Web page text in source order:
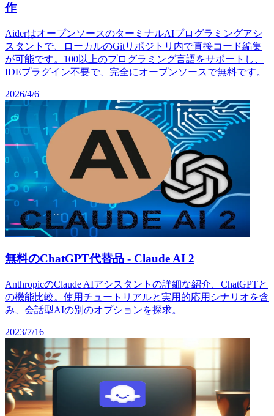
作
AiderはオープンソースのターミナルAIプログラミングアシ
スタントで、ローカルのGitリポジトリ内で直接コード編集
が可能です。100以上のプログラミング言語をサポートし、
IDEプラグイン不要で、完全にオープンソースで無料です。
2026/4/6
無料のChatGPT代替品 - Claude AI 2
AnthropicのClaude AIアシスタントの詳細な紹介、ChatGPTと
の機能比較。使用チュートリアルと実用的応用シナリオを含
み、会話型AIの別のオプションを探求。
2023/7/16